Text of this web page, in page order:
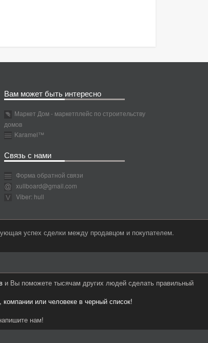
Вам может быть интересно
Маркет Дом - маркетплейс по строительству
домов
Karamel™
Связь с нами
Форма обратной связи
xullboard@gmail.com
Viber: hull
успех сделки между продавцом и покупателем.
и Вы поможете тысячам других людей сделать правильный
компании или человеке в черный список!
нам!